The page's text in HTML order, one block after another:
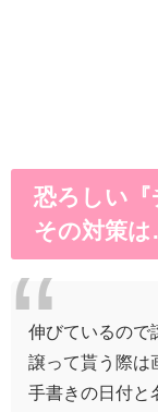
恐ろしい『
その対策
伸びているので
譲って貰う際は
手書きの日付と